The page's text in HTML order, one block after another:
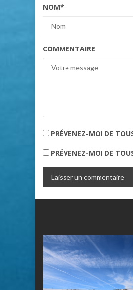
NOM*
COMMENTAIRE
PRÉVENEZ-MOI DE
PRÉVENEZ-MOI DE